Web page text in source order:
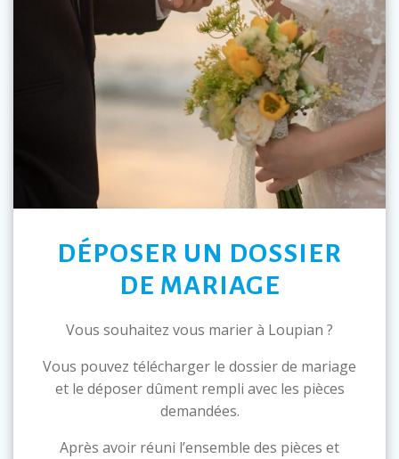
DÉPOSER UN DOSSIER
DE MARIAGE
Vous souhaitez vous marier à Loupian ?
Vous pouvez télécharger le dossier de mariage
et le déposer dûment rempli avec les pièces
demandées.
Après avoir réuni l’ensemble des pièces et